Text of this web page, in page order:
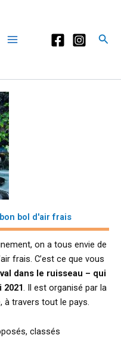
bol d'air frais
on a tous envie de
frais. C’est ce que vous
. Il est organisé par la
travers tout le pays.
classés